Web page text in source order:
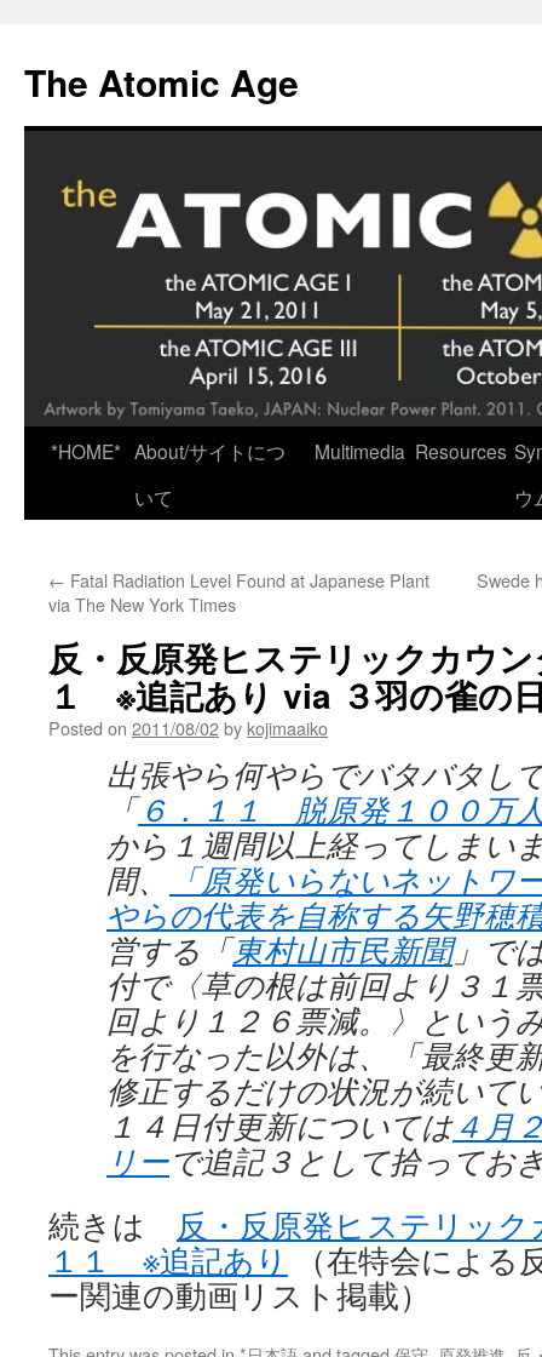
content
The Atomic Age
*HOME* About/サイトにつ
いて
Multimedia Resources
ウ
← Fatal Radiation Level Found at Japanese Plant
via The New York Times
Swede
反・反原発ヒステリックカウ
１ ※追記あり via ３羽の雀の
Posted on 2011/08/02by kojimaaiko
出張やら何やらでバタバタし
「６．１１ 脱原発１００万
から１週間以上経ってしまい
間、
「原発いらないネットワ
やらの代表を自称する矢野穂
営する「東村山市民新聞」で
付で〈草の根は前回より３１
回より１２６票減。〉という
を行なった以外は、「最終更
修正するだけの状況が続いて
１４日付更新については４月
リーで追記３として拾ってお
続きは 反・反原発ヒステリック
１１ ※追記あり
（在特会による
ー関連の動画リスト掲載）